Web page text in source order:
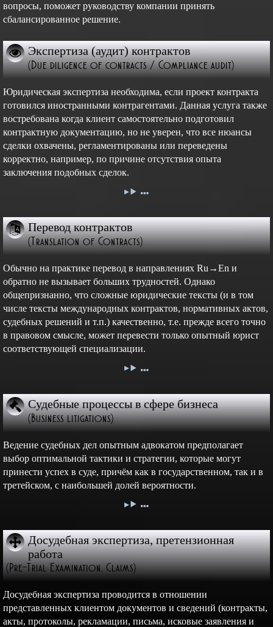
вопросы, поможет руководству компании принять
сбалансированное решение.
Экспертиза (аудит) контрактов
(Due diligence of contracts / Compliance audit)
Юридическая экспертиза необходима, если проект контракта
готовился иностранными контрагентами. Данная услуга также
востребована когда клиент самостоятельно подготовил
контрактную документацию, но не уверен, что все нюансы
сделки охвачены, регламентированы или переведены
корректно, например, по причине отсутствия опыта
заключения подобных сделок.
Перевод контрактов
(Translation of Contracts)
Обычно на практике перевод в направлениях Ru→En и
обратно не вызывает больших трудностей. Однако
общепризнанно, что сложные юридические тексты (и в том
числе тексты международных контрактов, нормативных актов,
судебных решений и т.п.) качественно, т.е. прежде всего точно
в правовом смысле, может перевести только опытный юрист
соответствующей специализации.
Судебные процессы в сфере бизнеса
(Business litigations)
Ведение судебных дел опытным адвокатом предполагает
выбор оптимальной тактики и стратегии, которые могут
принести успех в суде, причём как в государственном, так и в
третейском, с наибольшей долей вероятности.
Досудебная экспертиза, претензионная
работа
(Pre-Trial Examination, Claims)
Досудебная экспертиза проводится в отношении
представленных клиентом документов и сведений (контракты,
акты, протоколы, рекламации, письма, исковые заявления и